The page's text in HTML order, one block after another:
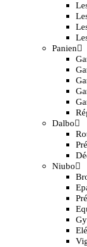
Panien
Dalbo
Niubo